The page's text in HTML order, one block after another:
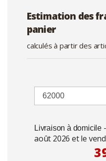
Estimation des
panier
calculés à partir des
Livraison à domicile
août 2026 et le